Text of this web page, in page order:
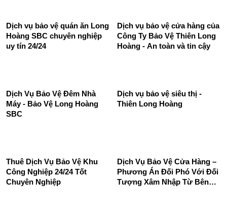
Dịch vụ bảo vệ mục tiêu cố
định
Dịch Vụ Bảo Vệ Nhà Hàng,
Khách Sạn, Cafe, Spa,...
Dịch vụ bảo vệ quán ăn Long
Hoàng SBC chuyên nghiệp
uy tín 24/24
Dịch vụ bảo vệ cửa hàng của
Công Ty Bảo Vệ Thiên Long
Dịch Vụ Bảo Vệ Đêm Nhà
Máy - Bảo Vệ Long Hoàng
SBC
Dịch vụ bảo vệ siêu thị -
Thiên Long Hoàng